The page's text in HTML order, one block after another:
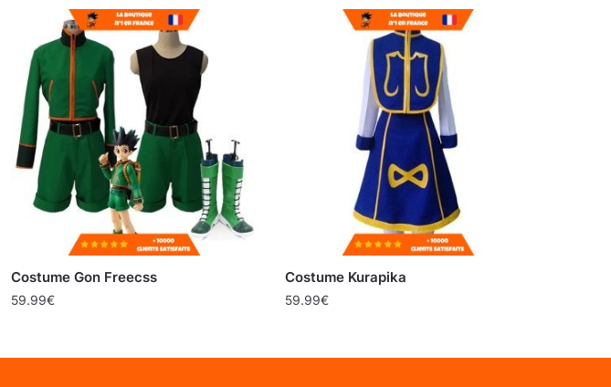
Costume Gon Freecss
59.99€
Costume Kurapika
59.99€